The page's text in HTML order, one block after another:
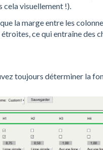
cela visuellement !).
la marge entre les
ce qui entraîne des
toujours déterminer la